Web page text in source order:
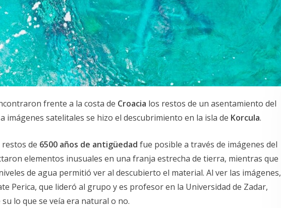
frente a la costa de Croacia los restos de un asentamiento del
imágenes satelitales se hizo el descubrimiento en la isla de Korcula.
restos de 6500 años de antigüedad fue posible a través de imágenes del
elementos inusuales en una franja estrecha de tierra, mientras que
de agua permitió ver al descubierto el material. Al ver las imágenes,
Perica, que lideró al grupo y es profesor en la Universidad de Zadar,
lo que se veía era natural o no.